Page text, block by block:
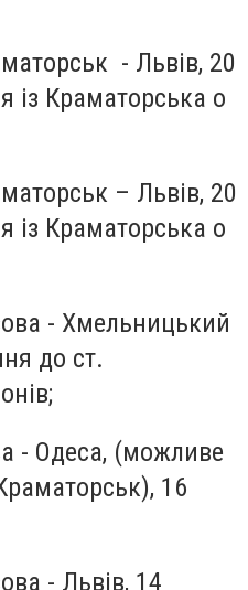
- Львів, 20
із Краматорська о
– Львів, 20
із Краматорська о
- Хмельницький
до ст.
- Одеса, (можливе
16
- Львів, 14